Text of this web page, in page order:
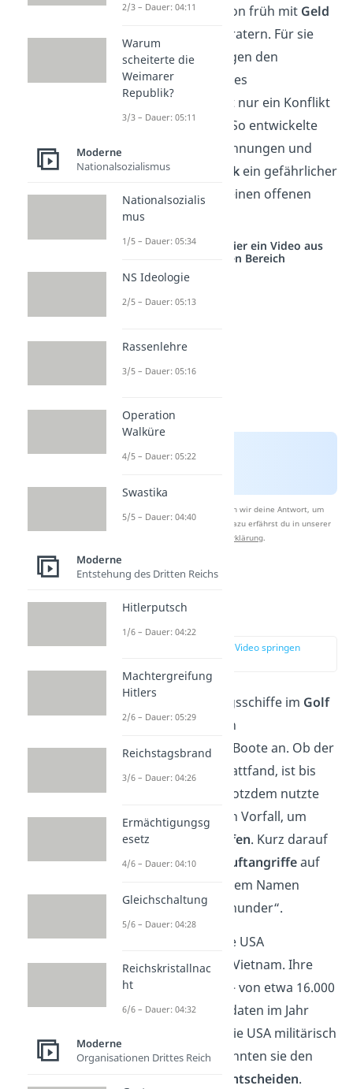
USA Südvietnam schon früh mit Geld
und militärischen Beratern. Für sie
war es einKampf
gegen den
weltweiten Einfluss des
Kommunismus, nicht nur ein Konflikt
innerhalb Vietnams. So entwickelte
sich aus inneren Spannungen und
globalerMachtpolitikein gefährlicher
Konflikt, der bald in einen offenen
Krieg mündete.
Studyflix vernetzt: Hier ein Video aus
einem anderen Bereich
Nach Beantwortung speichern wir deine Antwort, um
Studyflix zu verbessern. Mehr dazu erfährst du in unserer
Datenschutzerklärung.
Vietnamkrieg
zur Stelle im Video springen
1964 griffen US-Kriegsschiffe im Golf
von Tonkinangeblich
nordvietnamesische Boote an. Ob der
Angriff wirklich so stattfand, ist bis
. Trotzdem nutzte
die US-Regierung den Vorfall, um
militärisch
einzugreifen. Kurz darauf
begannen massive
Luftangriffeauf
Nordvietnam unter dem Namen
„Operation Rolling Thunder“.
Ab 1965 schickten die USA
Bodentruppennach Vietnam. Ihre
Zahl wuchs schnell — von etwa 16.000
auf über 500.000 Soldaten im Jahr
1968. Doch obwohl die USA militärisch
überlegen waren, konnten sie den
entscheiden.
2/3 – Dauer: 04:11
Warum
scheiterte die
Weimarer
Republik?
3/3 – Dauer: 05:11
Moderne
Nationalsozialismus
Nationalsozialis
mus
1/5 – Dauer: 05:34
NS Ideologie
2/5 – Dauer: 05:13
Rassenlehre
3/5 – Dauer: 05:16
Operation
Walküre
4/5 – Dauer: 05:22
Swastika
5/5 – Dauer: 04:40
Moderne
Entstehung des Dritten Reichs
Hitlerputsch
1/6 – Dauer: 04:22
Machtergreifung
Hitlers
2/6 – Dauer: 05:29
Reichstagsbrand
3/6 – Dauer: 04:26
Ermächtigungsg
esetz
4/6 – Dauer: 04:10
Gleichschaltung
5/6 – Dauer: 04:28
Reichskristallnac
ht
6/6 – Dauer: 04:32
Moderne
Organisationen Drittes Reich